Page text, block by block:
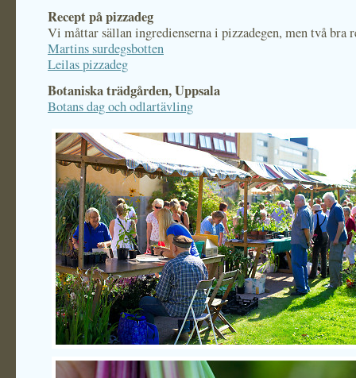
Recept på pizzadeg
Vi måttar sällan ingredienserna i pizzadegen, men två bra
Martins surdegsbotten
Leilas pizzadeg
Botaniska trädgården, Uppsala
Botans dag och odlartävling